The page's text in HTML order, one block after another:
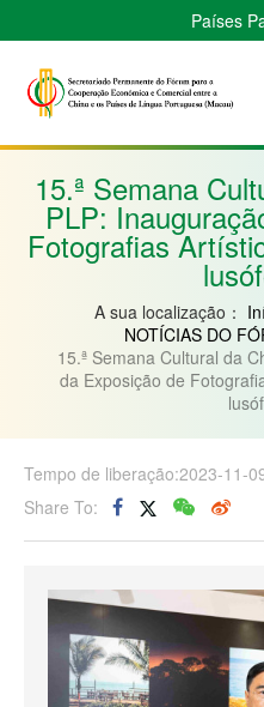
Países
Verde
15.ª Semana
PLP:
Fotografias
A sua localização：
NOTÍCIAS DO
15.ª Semana Cultural da
da Exposição de
Tempo de liberação:2023-11-
Share To: